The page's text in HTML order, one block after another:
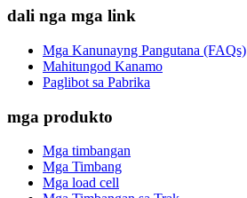
dali nga mga link
Mga Kanunayng Pangutana (FAQs)
Mahitungod Kanamo
Paglibot sa Pabrika
mga produkto
Mga timbangan
Mga Timbang
Mga load cell